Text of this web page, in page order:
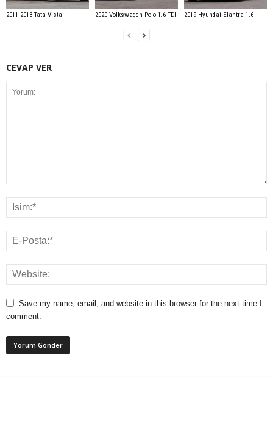
2011-2013 Tata Vista 2020 Volkswagen Polo 1.6 TDI 2019 Hyundai Elantra 1.6
CEVAP VER
Save my name, email, and website in this browser for the next time I
comment.